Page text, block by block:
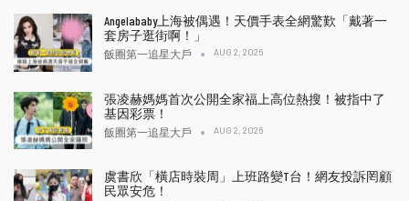
Angelababy上海被偶遇！天價手表全網驚歎「戴著一
套房子逛街啊！」
飯圈第一追星大戶 AUG 2, 2026
張凌赫媽媽首次公開全家福上高位熱搜！被指中了
基因彩票！
飯圈第一追星大戶 AUG 2, 2026
虞書欣「橫店時裝周」上班路變T台！網友投訴罔顧
民眾安危！